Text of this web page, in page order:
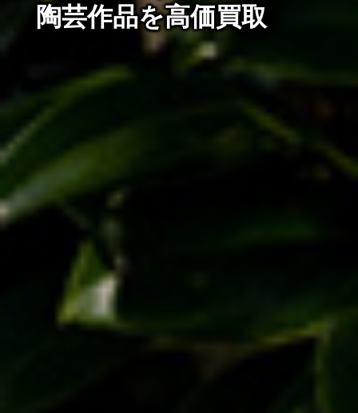
陶芸作品を高価買取